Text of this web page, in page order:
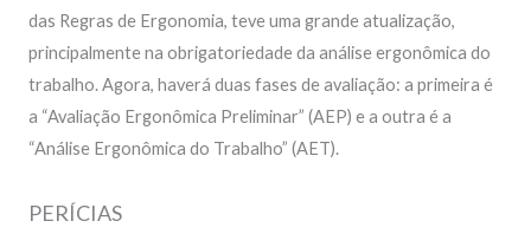
das Regras de Ergonomia, teve uma grande atualização,
principalmente na obrigatoriedade da análise ergonômica do
trabalho. Agora, haverá duas fases de avaliação: a primeira é
a “Avaliação Ergonômica Preliminar” (AEP) e a outra é a
“Análise Ergonômica do Trabalho” (AET).
PERÍCIAS